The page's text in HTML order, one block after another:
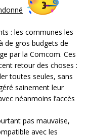
: les communes les
de gros budgets de
par la Comcom. Ces
retour des choses :
toutes seules, sans
sainement leur
néanmoins l’accès
pas mauvaise,
avec les